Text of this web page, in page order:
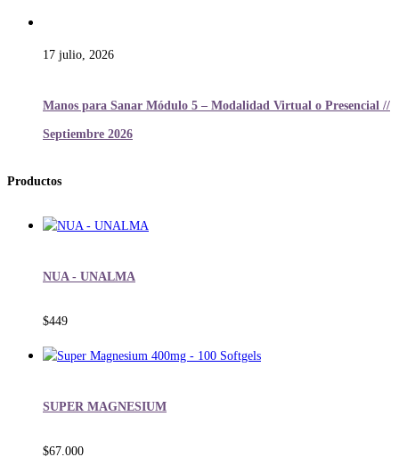
17 julio, 2026
Manos para Sanar Módulo 5 – Modalidad Virtual o Presencial //
Septiembre 2026
Productos
NUA - UNALMA
$449
SUPER MAGNESIUM
$67.000